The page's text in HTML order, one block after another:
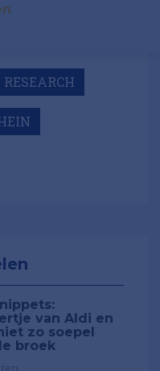
RESEARCH
van Aldi en
zo soepel
broek